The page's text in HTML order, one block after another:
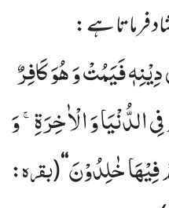
فرماتا ہے :
فَیَمُتْ وَ هُوَ كَافِرٌ
الدُّنْیَا وَ الْاٰخِرَةِۚ- وَ
خٰلِدُوْنَ‘‘
(بقرہ: